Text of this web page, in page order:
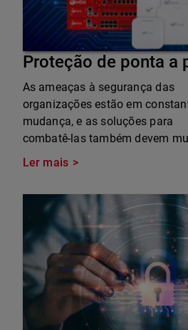
Proteção de ponta a
As ameaças à segurança das
organizações estão em
mudança, e as soluções para
combatê-las também devem
Ler mais